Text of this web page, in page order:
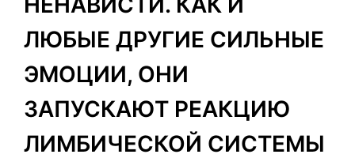
ЛЮБЫЕ ДРУГИЕ СИЛЬНЫЕ
ЭМОЦИИ, ОНИ
ЗАПУСКАЮТ РЕАКЦИЮ
ЛИМБИЧЕСКОЙ СИСТЕМЫ